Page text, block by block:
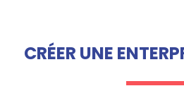
CRÉER UNE